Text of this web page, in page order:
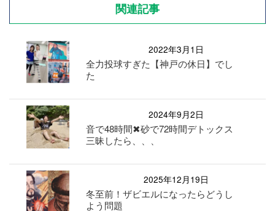
関連記事
2022年3月1日
全力投球すぎた【神戸の休日】でし
た
2024年9月2日
音で48時間✖︎砂で72時間デトックス
三昧したら、、、
2025年12月19日
冬至前！ザビエルになったらどうし
よう問題